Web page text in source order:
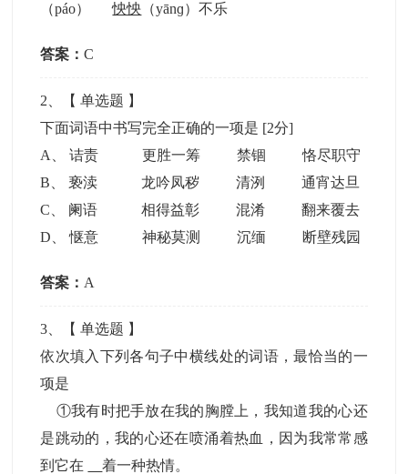
（páo）怏怏 （yānɡ）不乐
答案：C
2 、【单选题 】
下面词语中书写完全正确的一项是 [2分]
A
、诘责 更胜一筹 禁锢 恪尽职守
B 、亵渎 龙吟凤秽 清洌 通宵达旦
C
阑语 相得益彰 混淆 翻来覆去
D 、惬意 神秘莫测 沉缅 断壁残园
答案： A
3 、【单选题 】
依次填入下列各句子中横线处的词语，最恰当的一
项是
①我有时把手放在我的胸膛上，我知道我的心还
是跳动的，我的心还在喷涌着热血，因为我常常感
到它在
着一种热情。